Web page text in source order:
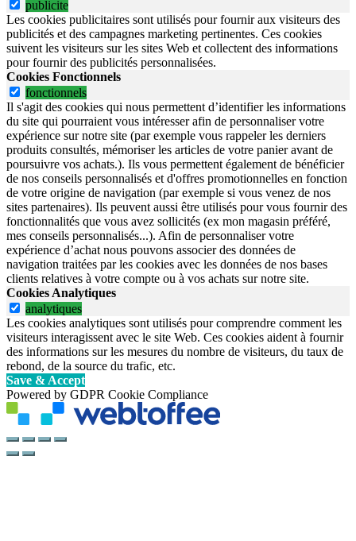
publicite
Les cookies publicitaires sont utilisés pour fournir aux visiteurs des
publicités et des campagnes marketing pertinentes. Ces cookies
suivent les visiteurs sur les sites Web et collectent des informations
pour fournir des publicités personnalisées.
Cookies Fonctionnels
fonctionnels
Il s'agit des cookies qui nous permettent d’identifier les informations
du site qui pourraient vous intéresser afin de personnaliser votre
expérience sur notre site (par exemple vous rappeler les derniers
produits consultés, mémoriser les articles de votre panier avant de
poursuivre vos achats.). Ils vous permettent également de bénéficier
de nos conseils personnalisés et d'offres promotionnelles en fonction
de votre origine de navigation (par exemple si vous venez de nos
sites partenaires). Ils peuvent aussi être utilisés pour vous fournir des
fonctionnalités que vous avez sollicités (ex mon magasin préféré,
mes conseils personnalisés...). Afin de personnaliser votre
expérience d’achat nous pouvons associer des données de
navigation traitées par les cookies avec les données de nos bases
clients relatives à votre compte ou à vos achats sur notre site.
Cookies Analytiques
analytiques
Les cookies analytiques sont utilisés pour comprendre comment les
visiteurs interagissent avec le site Web. Ces cookies aident à fournir
des informations sur les mesures du nombre de visiteurs, du taux de
rebond, de la source du trafic, etc.
Save & Accept
Powered by GDPR Cookie Compliance